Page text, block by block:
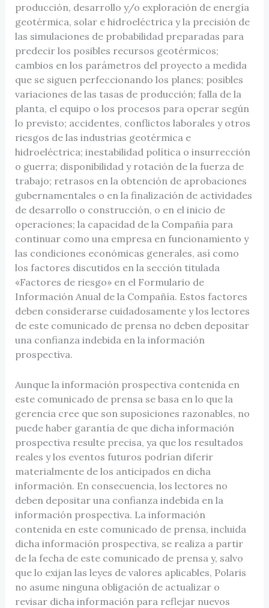
producción, desarrollo y/o exploración de energía
geotérmica, solar e hidroeléctrica y la precisión de
las simulaciones de probabilidad preparadas para
predecir los posibles recursos geotérmicos;
cambios en los parámetros del proyecto a medida
que se siguen perfeccionando los planes; posibles
variaciones de las tasas de producción; falla de la
planta, el equipo o los procesos para operar según
lo previsto; accidentes, conflictos laborales y otros
riesgos de las industrias geotérmica e
hidroeléctrica; inestabilidad política o insurrección
o guerra; disponibilidad y rotación de la fuerza de
trabajo; retrasos en la obtención de aprobaciones
gubernamentales o en la finalización de actividades
de desarrollo o construcción, o en el inicio de
operaciones; la capacidad de la Compañía para
continuar como una empresa en funcionamiento y
las condiciones económicas generales, así como
los factores discutidos en la sección titulada
«Factores de riesgo» en el Formulario de
Información Anual de la Compañía. Estos factores
deben considerarse cuidadosamente y los lectores
de este comunicado de prensa no deben depositar
una confianza indebida en la información
prospectiva.
Aunque la información prospectiva contenida en
este comunicado de prensa se basa en lo que la
gerencia cree que son suposiciones razonables, no
puede haber garantía de que dicha información
prospectiva resulte precisa, ya que los resultados
reales y los eventos futuros podrían diferir
materialmente de los anticipados en dicha
información. En consecuencia, los lectores no
deben depositar una confianza indebida en la
información prospectiva. La información
contenida en este comunicado de prensa, incluida
dicha información prospectiva, se realiza a partir
de la fecha de este comunicado de prensa y, salvo
que lo exijan las leyes de valores aplicables, Polaris
no asume ninguna obligación de actualizar o
revisar dicha información para reflejar nuevos